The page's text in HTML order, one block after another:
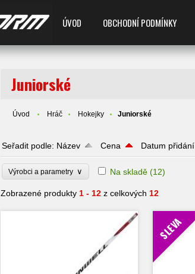
ÚVOD OBCHODNÍ PODMÍNKY
Juniorské
Úvod Hráč Hokejky Juniorské
Seřadit podle: Název Cena Datum přidání
Výrobci a parametry ∨ Na skladě (12)
Zobrazené produkty 1 - 12 z celkových 12
SLEVA